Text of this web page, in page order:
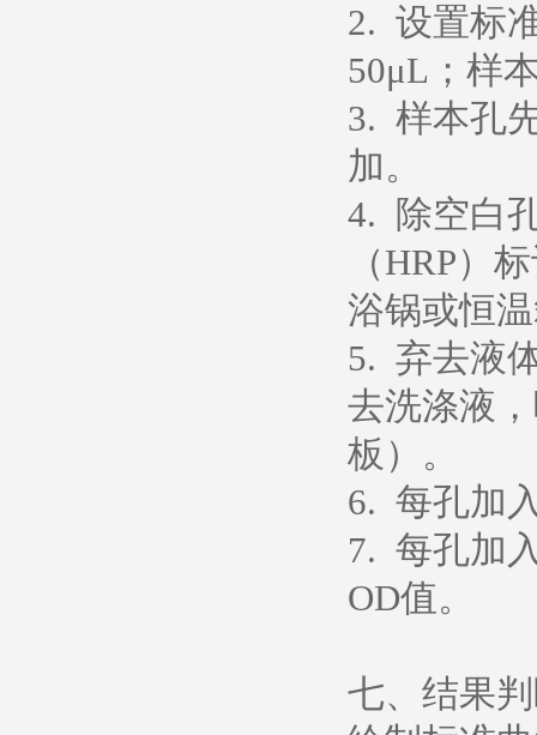
2. 设置标
50μL；样
3. 样本孔
加。
4. 除空白
（HRP）
浴锅或恒
5. 弃去液
去洗涤液
板）。
6. 每孔加
7. 每孔加
OD值。
七、结果